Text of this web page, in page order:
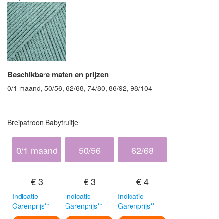
Beschikbare maten en prijzen
0/1 maand, 50/56, 62/68, 74/80, 86/92, 98/104
Breipatroon Babytruitje
0/1 maand
€ 3
Indicatie
Garenprijs**
50/56
€ 3
Indicatie
Garenprijs**
62/68
€ 4
Indicatie
Garenprijs**